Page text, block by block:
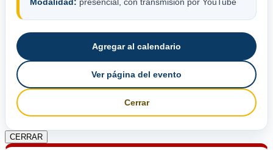
Agregar al calendario
Ver página del evento
Cerrar
CERRAR